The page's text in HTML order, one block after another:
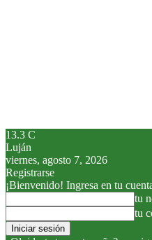
13.3 C
Luján
viernes, agosto 7, 2026
Registrarse
¡Bienvenido! Ingresa en tu
tu
tu